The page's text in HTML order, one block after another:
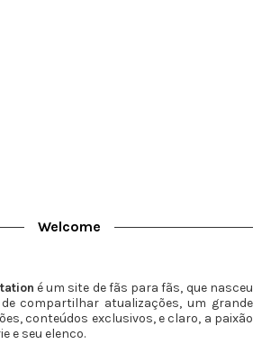
Welcome
é um site de fãs para fãs, que nasceu
compartilhar atualizações, um grande
conteúdos exclusivos, e claro, a paixão
e seu elenco.